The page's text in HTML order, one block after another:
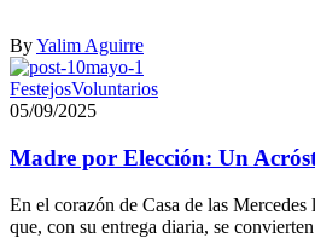
ByYalim Aguirre
FestejosVoluntarios
05/09/2025
Madre por Elección: Un
En el corazón de Casa de las
que, con su entrega diaria, se